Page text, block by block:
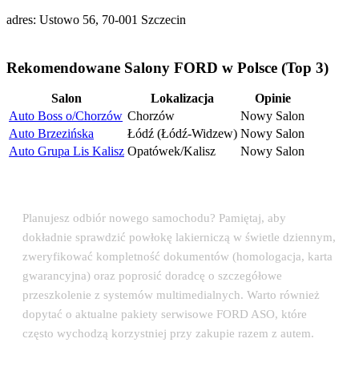
adres: Ustowo 56, 70-001 Szczecin
Rekomendowane Salony FORD w Polsce (Top 3)
Salon Lokalizacja
Opinie
Auto Boss o/Chorzów Chorzów
Nowy Salon
Auto Brzezińska
Łódź (Łódź-Widzew) Nowy Salon
Auto Grupa Lis Kalisz Opatówek/Kalisz Nowy Salon
Planujesz odbiór nowego samochodu? Pamiętaj, aby
dokładnie sprawdzić powłokę lakierniczą w świetle dziennym,
zweryfikować kompletność dokumentów (homologacja, karta
gwarancyjna) oraz poprosić doradcę o szczegółowe
przeszkolenie z systemów multimedialnych. Warto również
dopytać o aktualne pakiety serwisowe FORD ASO, które
często wychodzą korzystniej przy zakupie razem z autem.